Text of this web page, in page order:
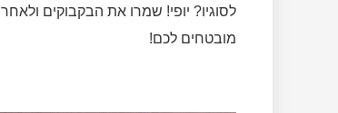
לסוגיו? יופי! שמרו את הבקבוקים
מובטחים לכם!